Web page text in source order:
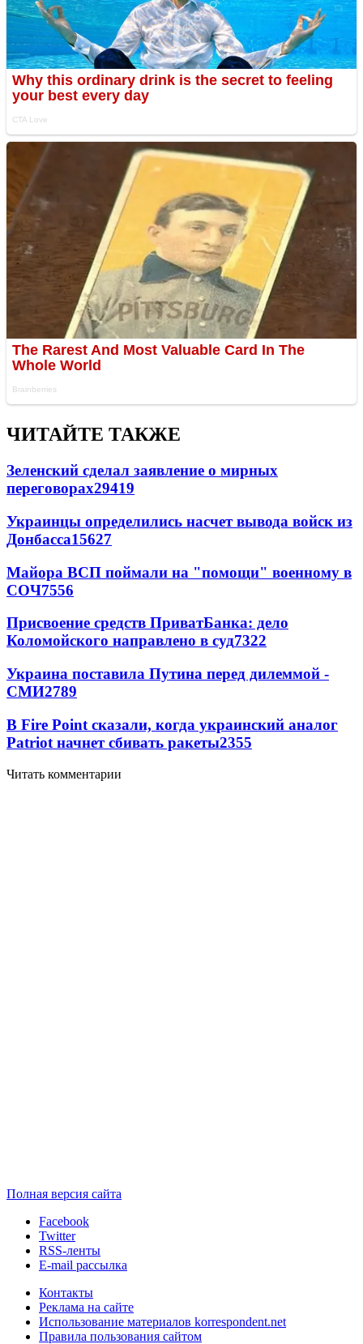
ЧИТАЙТЕ ТАКЖЕ
Зеленский сделал заявление о мирных
переговорах29419
Украинцы определились насчет вывода войск из
Донбасса15627
Майора ВСП поймали на "помощи" военному в
СОЧ7556
Присвоение средств ПриватБанка: дело
Коломойского направлено в суд7322
Украина поставила Путина перед дилеммой -
СМИ2789
В Fire Point сказали, когда украинский аналог
Patriot начнет сбивать ракеты2355
Читать комментарии
Полная версия сайта
Facebook
Twitter
RSS-ленты
E-mail рассылка
Контакты
Реклама на сайте
Использование материалов korrespondent.net
Правила пользования сайтом